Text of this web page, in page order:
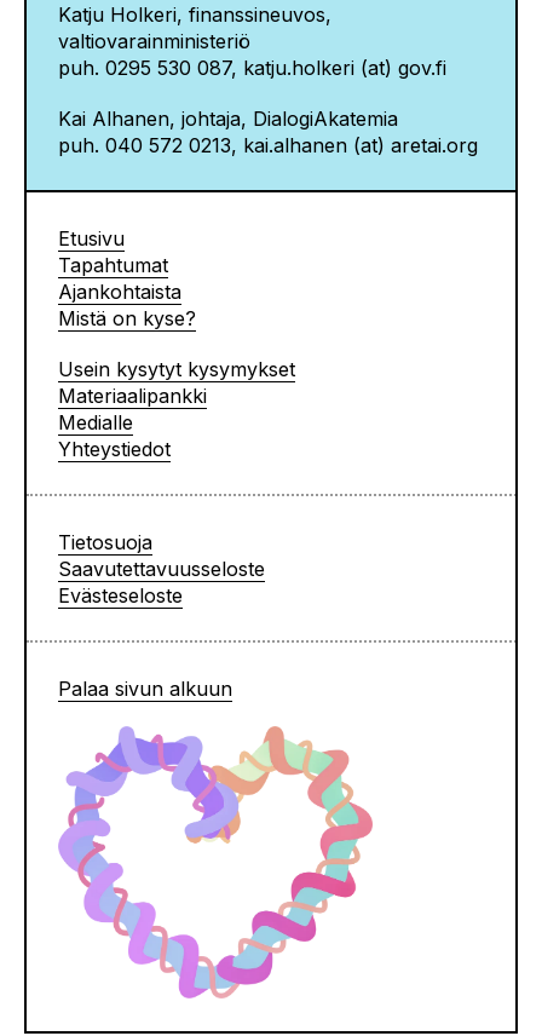
Katju Holkeri, finanssineuvos,
valtiovarainministeriö
puh. 0295 530 087, katju.holkeri (at) gov.fi
Kai Alhanen, johtaja, DialogiAkatemia
puh. 040 572 0213, kai.alhanen (at) aretai.org
Etusivu
Tapahtumat
Ajankohtaista
Mistä on kyse?
Usein kysytyt kysymykset
Materiaalipankki
Medialle
Yhteystiedot
Tietosuoja
Saavutettavuusseloste
Evästeseloste
Palaa sivun alkuun